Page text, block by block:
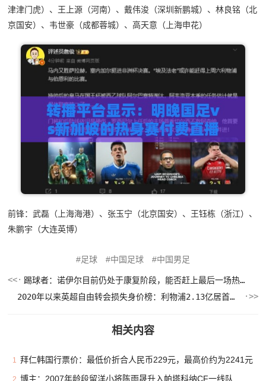
津津门虎）、王上源（河南）、戴伟浚（深圳新鹏城）、林良铭（北
京国安）、韦世豪（成都蓉城）、高天意（上海申花）
前锋：武磊（上海海港）、张玉宁（北京国安）、王钰栋（浙江）、
朱鹏宇（大连英博）
足球 中国足球 中国男足
踢球者：诺伊尔目前仍处于康复阶段，能否赶上最后一场热身赛存疑
2020年以来英超自由转会损失身价榜：利物浦2.13亿居首，曼联第二
相关内容
1 拜仁韩国行票价：最低价折合人民币229元，最高价约为2241元
2 博主：2007年龄段留洋小将陈雨晟升入帕塔科纳CF一线队